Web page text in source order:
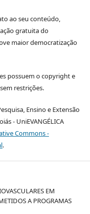
ao seu conteúdo,
gratuita do
maior democratização
possuem o copyright e
restrições.
Ensino e Extensão
- UniEVANGÉLICA
Commons -
.
EM
A PROGRAMAS